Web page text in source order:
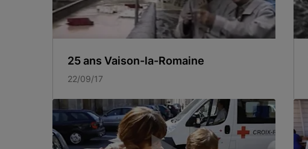
25 ans Vaison-la-Romaine
22/09/17